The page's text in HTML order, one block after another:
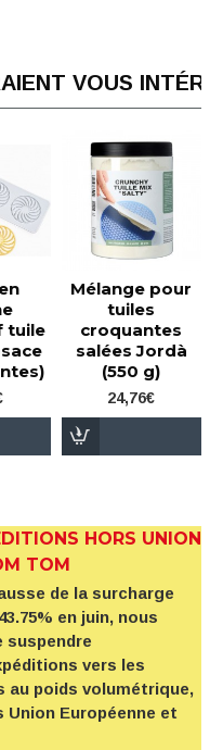
VOUS
tuile
Mélange pour
tuiles
croquantes
salées Jordà
(550 g)
24,76€
HORS UNION
TOM
de la surcharge
en juin, nous
suspendre
vers les
poids volumétrique,
Union Européenne et